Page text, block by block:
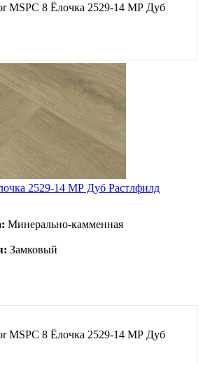
MSPC 8 Ёлочка 2529-14 МР Дуб
2529-14 МР Дуб Растлфилд
Минерально-камменная
Замковый
MSPC 8 Ёлочка 2529-14 МР Дуб